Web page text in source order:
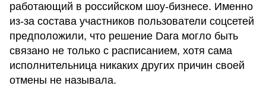
работающий в российском шоу-бизнесе. Именно
из-за состава участников пользователи соцсетей
предположили, что решение Dara могло быть
связано не только с расписанием, хотя сама
исполнительница никаких других причин своей
отмены не называла.